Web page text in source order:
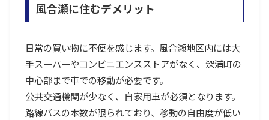
風合瀬に住むデメリット
日常の買い物に不便を感じます。風合瀬地区内には大
手スーパーやコンビニエンスストアがなく、深浦町の
中心部まで車での移動が必要です。
公共交通機関が少なく、自家用車が必須となります。
路線バスの本数が限られており、移動の自由度が低い